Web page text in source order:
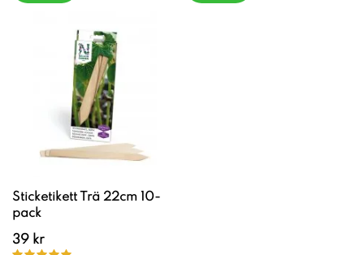
Sticketikett Trä 22cm 10-
pack
39 kr